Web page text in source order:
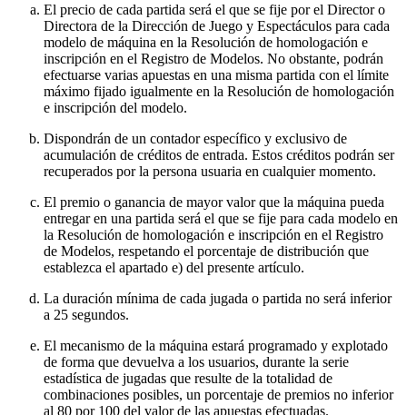
El precio de cada partida será el que se fije por el Director o
Directora de la Dirección de Juego y Espectáculos para cada
modelo de máquina en la Resolución de homologación e
inscripción en el Registro de Modelos. No obstante, podrán
efectuarse varias apuestas en una misma partida con el límite
máximo fijado igualmente en la Resolución de homologación
e inscripción del modelo.
Dispondrán de un contador específico y exclusivo de
acumulación de créditos de entrada. Estos créditos podrán ser
recuperados por la persona usuaria en cualquier momento.
El premio o ganancia de mayor valor que la máquina pueda
entregar en una partida será el que se fije para cada modelo en
la Resolución de homologación e inscripción en el Registro
de Modelos, respetando el porcentaje de distribución que
establezca el apartado e) del presente artículo.
La duración mínima de cada jugada o partida no será inferior
a 25 segundos.
El mecanismo de la máquina estará programado y explotado
de forma que devuelva a los usuarios, durante la serie
estadística de jugadas que resulte de la totalidad de
combinaciones posibles, un porcentaje de premios no inferior
al 80 por 100 del valor de las apuestas efectuadas.